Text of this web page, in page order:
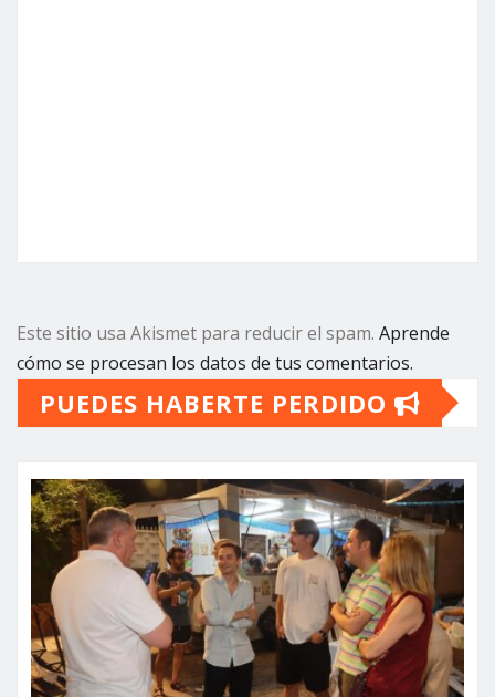
Este sitio usa Akismet para reducir el spam. Aprende
cómo se procesan los datos de tus comentarios.
PUEDES HABERTE PERDIDO